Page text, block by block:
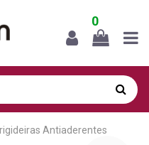
0
Antiaderentes